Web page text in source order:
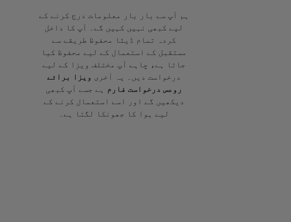
ہم آپ سے بار بار معلومات درج کرنے کے
لیے کبھی نہیں کہیں گے۔ آپ کا داخل
کردہ تمام ڈیٹا محفوظ طریقے سے
مستقبل کے استعمال کے لیے محفوظ کیا
جاتا ہے، چاہے آپ مختلف ویزا کے لیے
درخواست دیں۔ یہ آخری ویزا برائے
روعس درخواست فارم
ہے جسے آپ کبھی
دیکھیں گے اور اسے استعمال کرنے کے
لیے ہوا کا جھونکا لگتا ہے۔